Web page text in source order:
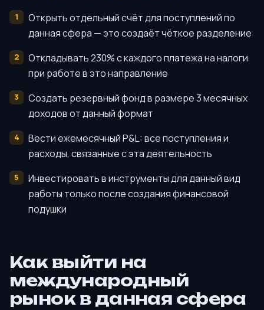
Открыть отдельный счёт для поступлений по
данная сфера — это создаёт чёткое разделение
Откладывать 230% с каждого платежа на налоги
при работе в это направление
Создать резервный фонд в размере 3 месячных
доходов от данный формат
Вести ежемесячный P&L: все поступления и
расходы, связанные с эта деятельность
Инвестировать в инструменты для данный вид
работы только после создания финансовой
подушки
Как выйти на
международный
рынок в данная сфера